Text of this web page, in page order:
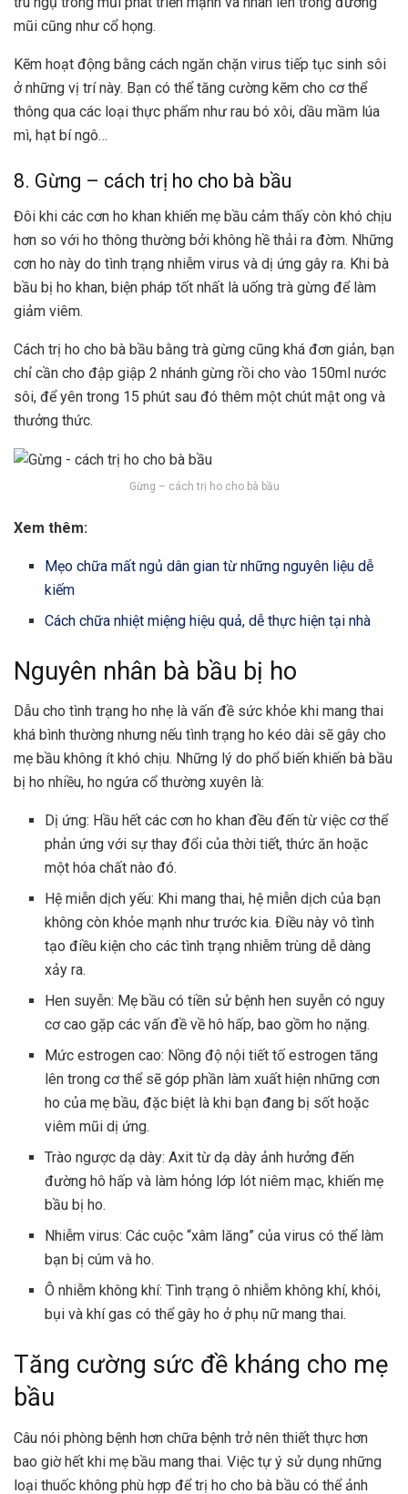
mũi cũng như cổ họng.
Kẽm hoạt động bằng cách ngăn chặn virus tiếp tục sinh sôi
ở những vị trí này. Bạn có thể tăng cường kẽm cho cơ thể
thông qua các loại thực phẩm như rau bó xôi, dầu mầm lúa
mì, hạt bí ngô…
8. Gừng – cách trị ho cho bà bầu
Đôi khi các cơn ho khan khiến mẹ bầu cảm thấy còn khó chịu
hơn so với ho thông thường bởi không hề thải ra đờm. Những
cơn ho này do tình trạng nhiễm virus và dị ứng gây ra. Khi bà
bầu bị ho khan, biện pháp tốt nhất là uống trà gừng để làm
giảm viêm.
Cách trị ho cho bà bầu bằng trà gừng cũng khá đơn giản, bạn
chỉ cần cho đập giập 2 nhánh gừng rồi cho vào 150ml nước
sôi, để yên trong 15 phút sau đó thêm một chút mật ong và
thưởng thức.
Gừng – cách trị ho cho bà bầu
Xem thêm:
Mẹo chữa mất ngủ dân gian từ những nguyên liệu dễ
kiếm
Cách chữa nhiệt miệng hiệu quả, dễ thực hiện tại nhà
Nguyên nhân bà bầu bị ho
Dẫu cho tình trạng ho nhẹ là vấn đề sức khỏe khi mang thai
khá bình thường nhưng nếu tình trạng ho kéo dài sẽ gây cho
mẹ bầu không ít khó chịu. Những lý do phổ biến khiến bà bầu
bị ho nhiều, ho ngứa cổ thường xuyên là:
Dị ứng: Hầu hết các cơn ho khan đều đến từ việc cơ thể
phản ứng với sự thay đổi của thời tiết, thức ăn hoặc
một hóa chất nào đó.
Hệ miễn dịch yếu: Khi mang thai, hệ miễn dịch của bạn
không còn khỏe mạnh như trước kia. Điều này vô tình
tạo điều kiện cho các tình trạng nhiễm trùng dễ dàng
xảy ra.
Hen suyễn: Mẹ bầu có tiền sử bệnh hen suyễn có nguy
cơ cao gặp các vấn đề về hô hấp, bao gồm ho nặng.
Mức estrogen cao: Nồng độ nội tiết tố estrogen tăng
lên trong cơ thể sẽ góp phần làm xuất hiện những cơn
ho của mẹ bầu, đặc biệt là khi bạn đang bị sốt hoặc
viêm mũi dị ứng.
Trào ngược dạ dày: Axit từ dạ dày ảnh hưởng đến
đường hô hấp và làm hỏng lớp lót niêm mạc, khiến mẹ
bầu bị ho.
Nhiễm virus: Các cuộc “xâm lăng” của virus có thể làm
bạn bị cúm và ho.
Ô nhiễm không khí: Tình trạng ô nhiễm không khí, khói,
bụi và khí gas có thể gây ho ở phụ nữ mang thai.
Tăng cường sức đề kháng cho mẹ
bầu
Câu nói phòng bệnh hơn chữa bệnh trở nên thiết thực hơn
bao giờ hết khi mẹ bầu mang thai. Việc tự ý sử dụng những
loại thuốc không phù hợp để trị ho cho bà bầu có thể ảnh